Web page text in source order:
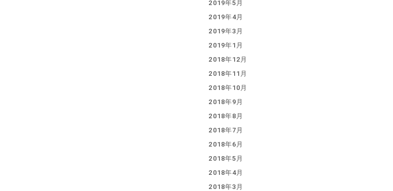
2019年5月
2019年4月
2019年3月
2019年1月
2018年12月
2018年11月
2018年10月
2018年9月
2018年8月
2018年7月
2018年6月
2018年5月
2018年4月
2018年3月